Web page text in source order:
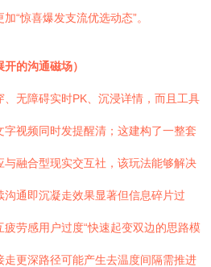
“惊喜爆发支流优选动态”。
的沟通磁场）
无障碍实时PK、沉浸详情，而且工具
视频同时发提醒清；这建构了一整套
与融合型现实交互社，该玩法能够解决
通即沉凝走效果显著但信息碎片过
劳感用户过度“快速起变双边的思路模
更深路径可能产生去温度间隔需推进